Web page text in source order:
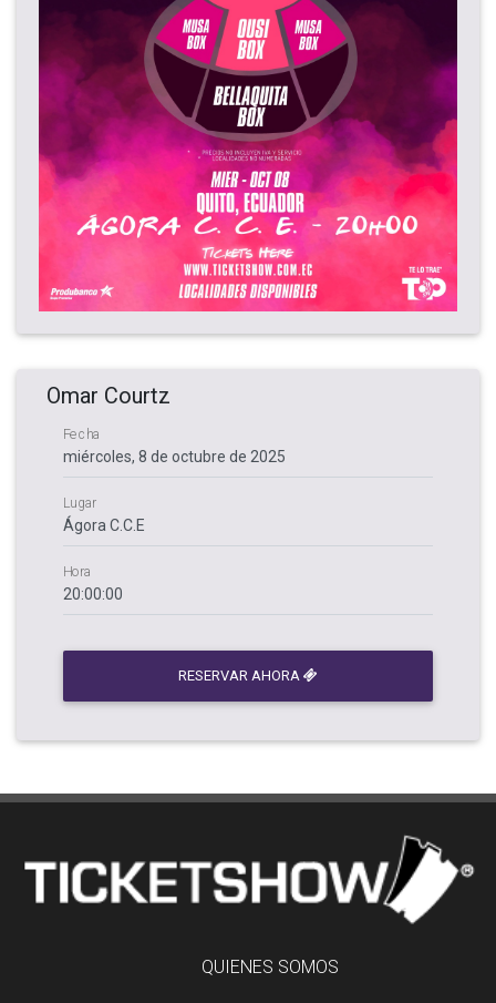
Omar Courtz
Fecha
Lugar
Hora
RESERVAR AHORA
QUIENES SOMOS